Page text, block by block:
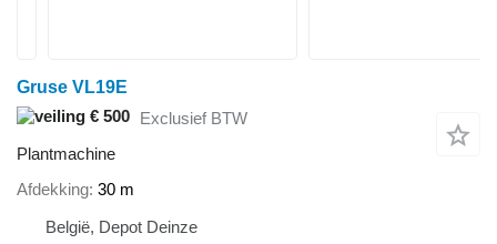
Gruse VL19E
€ 500 Exclusief BTW
Plantmachine
Afdekking 30 m
België, Depot Deinze